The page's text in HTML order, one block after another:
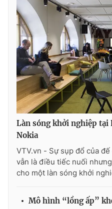
Ðiện thoại Thời báo VTV:
Email:
toasoan@vtv.vn
Liên hệ quảng cáo:
024-
® Cấm sao chép dưới mọi hình
thông tin từ website này.
Làn sóng khởi nghiệp tại
Nokia
VTV.vn - Sự sụp đổ của
vẫn là điều tiếc nuối
cho một làn sóng khởi
Mô hình “lồng ấp”